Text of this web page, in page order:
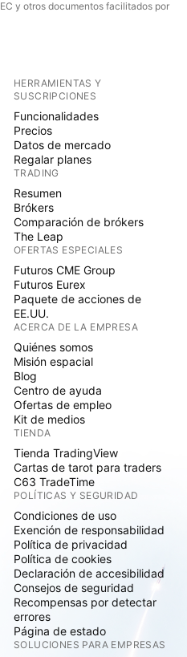
y otros documentos facilitados por
HERRAMIENTAS Y
SUSCRIPCIONES
Funcionalidades
Precios
Datos de mercado
Regalar planes
TRADING
Resumen
Brókers
Comparación de brókers
The Leap
OFERTAS ESPECIALES
Futuros CME Group
Futuros Eurex
Paquete de acciones de
EE.UU.
ACERCA DE LA EMPRESA
Quiénes somos
Misión espacial
Blog
Centro de ayuda
Ofertas de empleo
Kit de medios
TIENDA
Tienda TradingView
Cartas de tarot para traders
C63 TradeTime
POLÍTICAS Y SEGURIDAD
Condiciones de uso
Exención de responsabilidad
Política de privacidad
Política de cookies
Declaración de accesibilidad
Consejos de seguridad
Recompensas por detectar
errores
Página de estado
SOLUCIONES PARA EMPRESAS